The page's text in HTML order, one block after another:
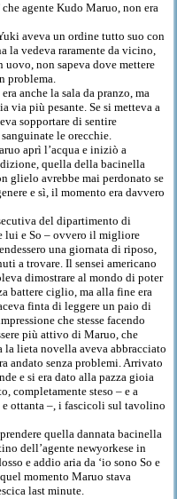
agente Kudo Maruo, non era
aveva un ordine tutto suo con
la vedeva raramente da vicino,
uovo, non sapeva dove mettere
problema.
anche la sala da pranzo, ma
via più pesante. Se si metteva a
sopportare di sentire
le orecchie.
aprì l’acqua e iniziò a
quella della bacinella
glielo avrebbe mai perdonato se
e sì, il momento era davvero
del dipartimento di
lui e So – ovvero il migliore
una giornata di riposo,
a trovare. Il sensei americano
dimostrare al mondo di poter
battere ciglio, ma alla fine era
finta di leggere un paio di
che stesse facendo
più attivo di Maruo, che
la lieta novella aveva abbracciato
andato senza problemi. Arrivato
e si era dato alla pazza gioia
completamente steso – e a
e ottanta –, i fascicoli sul tavolino
quella dannata bacinella
dell’agente newyorkese in
e addio aria da ‘io sono So e
momento Maruo stava
last minute.